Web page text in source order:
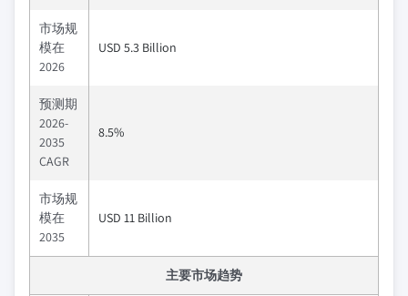
市场规
模在
2026
USD 5.3 Billion
预测期
2026-
2035
CAGR
8.5%
市场规
模在
2035
USD 11 Billion
主要市场趋势